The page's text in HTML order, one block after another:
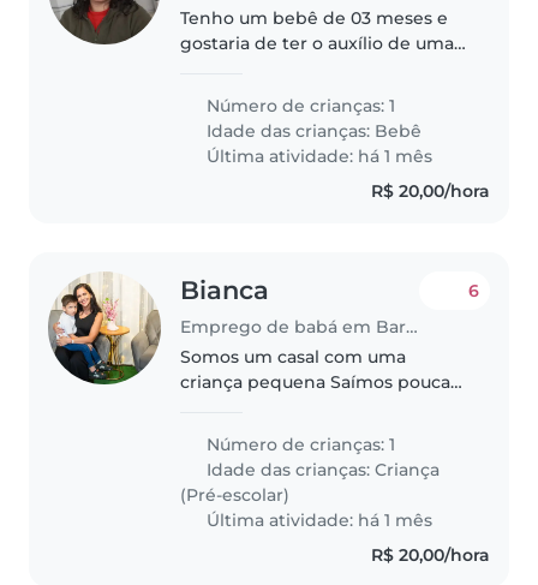
Tenho um bebê de 03 meses e
gostaria de ter o auxílio de uma
Número de crianças: 1
Idade das crianças: Bebê
Última atividade: há 1 mês
R$ 20,00/hora
Bianca
Emprego de babá em Barra Velha
6
Somos um casal com uma
criança pequena Saímos poucas
carinhoso
Número de crianças: 1
Idade das crianças:Criança
(Pré-escolar)
Última atividade: há 1 mês
R$ 20,00/hora